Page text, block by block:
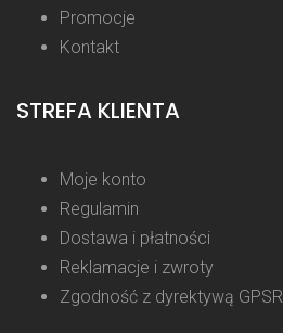
Promocje
Kontakt
STREFA KLIENTA
Moje konto
Regulamin
Dostawa i płatności
Reklamacje i zwroty
Zgodność z dyrektywą GPSR